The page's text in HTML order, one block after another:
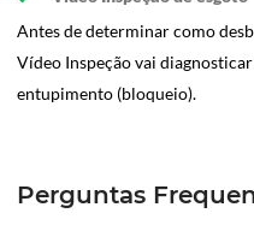
Antes de determinar como
Vídeo Inspeção vai
entupimento (bloqueio).
Perguntas